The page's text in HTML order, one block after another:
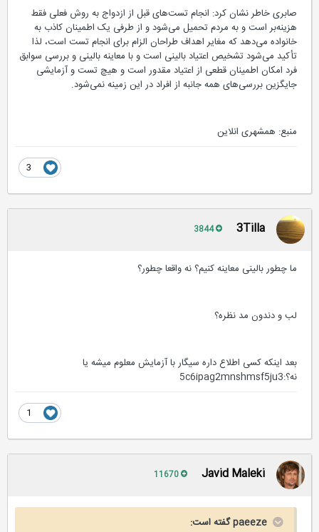
صابری خاطر نشان کرد: انجام ‏تست‌های قبل از ازدواج به روش فعلی فقط
هزینه‌بر است و به مردم تحمیل می‌شود و از طرفی یک اطمینان ‏کاذب به
خانواده می‌دهد که مغایر اهداف طراحان الزام برای انجام تست است، لذا
تأکید می‌شود تشخیص ‏اعتیاد بالینی است و با معاینه بالینی و بررسی سوابق
فرد امکان اطمینان قطعی از اعتیاد مقدور است و هیچ ‏تست و آزمایشی
جایگزین بررسی‌های همه جانبه از افراد در این زمینه نمی‌شود.
منبع: همشهری انلاین
3Tilla
ما چطور بالینی معاینه کنیم؟ نه واقعا چطور؟
لب و دندون مد نظره؟
بعد اینکه کسی اطلاع داره سیگار با آزمایش معلوم میشه یا
نه؟:5c6ipag2mnshmsf5ju3
Javid Maleki
paeeze گفته است: